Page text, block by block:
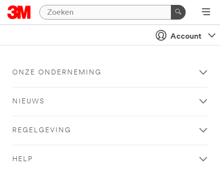
Account
ONZE ONDERNEMING
NIEUWS
REGELGEVING
HELP